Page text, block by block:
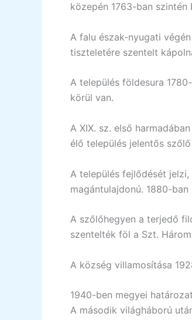
közepén 1763-ban
A falu észak-nyugati
tiszteletére szentelt
A település földesura
körül van.
A XIX. sz. első
élő település jelentős
A település fejlődését
magántulajdonú. 1880-
A szőlőhegyen a terjedő
szentelték föl a Szt.
A község villamosítása
1940-ben megyei
A második világháború